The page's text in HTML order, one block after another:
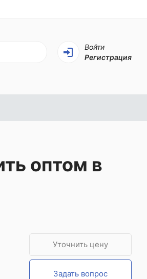
Войти
Регистрация
оптом в
Уточнить цену
Задать вопрос